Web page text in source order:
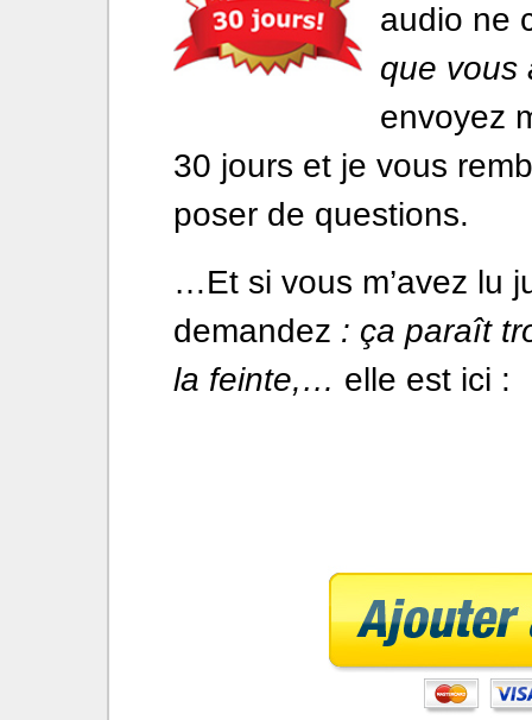
audio ne
que vous
envoyez
30 jours et je vous
poser de questions.
…Et si vous m’avez lu
demandez : ça paraît
la feinte,… elle est ici :